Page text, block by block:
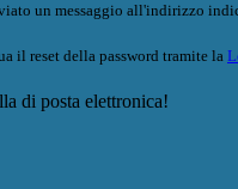
un messaggio all'indirizzo
il reset della password tramite la
di posta elettronica!